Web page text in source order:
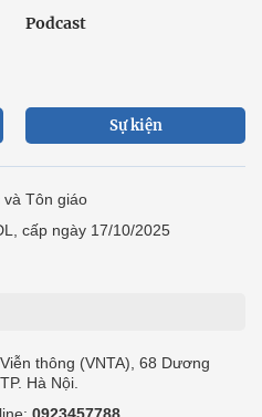
Podcast
Sự kiện
và Tôn giáo
cấp ngày 17/10/2025
thông (VNTA), 68 Dương
Hà Nội.